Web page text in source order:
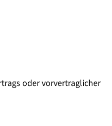
oder vorvertraglicher